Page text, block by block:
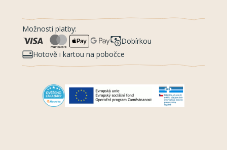
Možnosti platby:
Dobírkou
Hotově i kartou na pobočce